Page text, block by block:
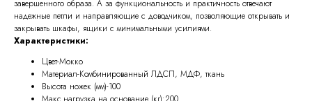
завершенного образа. А за функциональность и практичность отвечают
надежные петли и направляющие с доводчиком, позволяющие открывать и
закрывать шкафы, ящики с минимальными усилиями.
Характеристики:
Цвет-Мокко
Материал-Комбинированный ЛДСП, МДФ, ткань
Высота ножек (мм)-100